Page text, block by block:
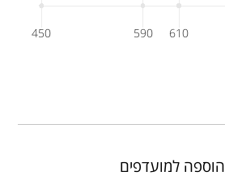
450 590 610
הוספה למועדפים